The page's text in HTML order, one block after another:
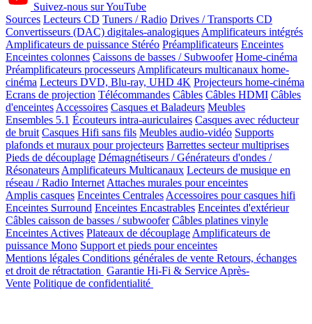
Suivez-nous sur YouTube
Sources Lecteurs CD Tuners / Radio Drives / Transports CD
Convertisseurs (DAC) digitales-analogiques Amplificateurs intégrés
Amplificateurs de puissance Stéréo Préamplificateurs Enceintes
Enceintes colonnes Caissons de basses / Subwoofer Home-cinéma
Préamplificateurs processeurs Amplificateurs multicanaux home-
cinéma Lecteurs DVD, Blu-ray, UHD 4K Projecteurs home-cinéma
Ecrans de projection Télécommandes Câbles Câbles HDMI Câbles
d'enceintes Accessoires Casques et Baladeurs Meubles
Ensembles 5.1 Écouteurs intra-auriculaires Casques avec réducteur
de bruit Casques Hifi sans fils Meubles audio-vidéo Supports
plafonds et muraux pour projecteurs Barrettes secteur multiprises
Pieds de découplage Démagnétiseurs / Générateurs d'ondes /
Résonateurs Amplificateurs Multicanaux Lecteurs de musique en
réseau / Radio Internet Attaches murales pour enceintes
Amplis casques Enceintes Centrales Accessoires pour casques hifi
Enceintes Surround Enceintes Encastrables Enceintes d'extérieur
Câbles caisson de basses / subwoofer Câbles platines vinyle
Enceintes Actives Plateaux de découplage Amplificateurs de
puissance Mono Support et pieds pour enceintes
Mentions légales Conditions générales de vente Retours, échanges
et droit de rétractation Garantie Hi-Fi & Service Après-
Vente Politique de confidentialité